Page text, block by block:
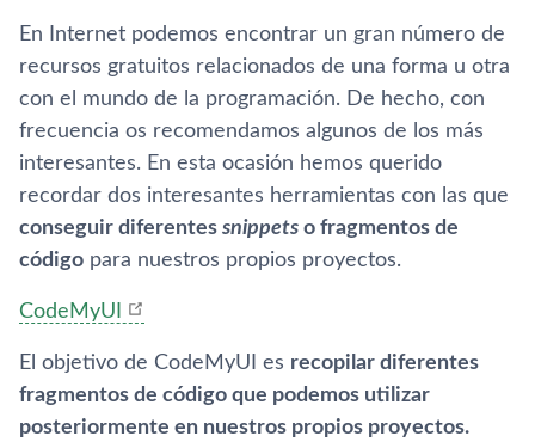
En Internet podemos encontrar un gran número de
recursos gratuitos relacionados de una forma u otra
con el mundo de la programación. De hecho, con
frecuencia os recomendamos algunos de los más
interesantes. En esta ocasión hemos querido
recordar dos interesantes herramientas con las que
conseguir diferentes snippets o fragmentos de
código para nuestros propios proyectos.
CodeMyUI
El objetivo de CodeMyUI es recopilar diferentes
fragmentos de código que podemos utilizar
posteriormente en nuestros propios proyectos.